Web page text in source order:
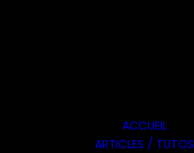
ACCUEIL
ARTICLES / TUTOS